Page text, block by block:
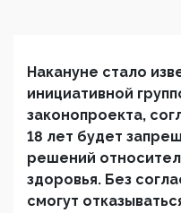
Накануне стало
инициативной
законопроекта,
18 лет будет
решений
здоровья. Без
смогут